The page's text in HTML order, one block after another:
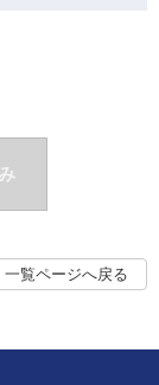
一覧ページへ戻る